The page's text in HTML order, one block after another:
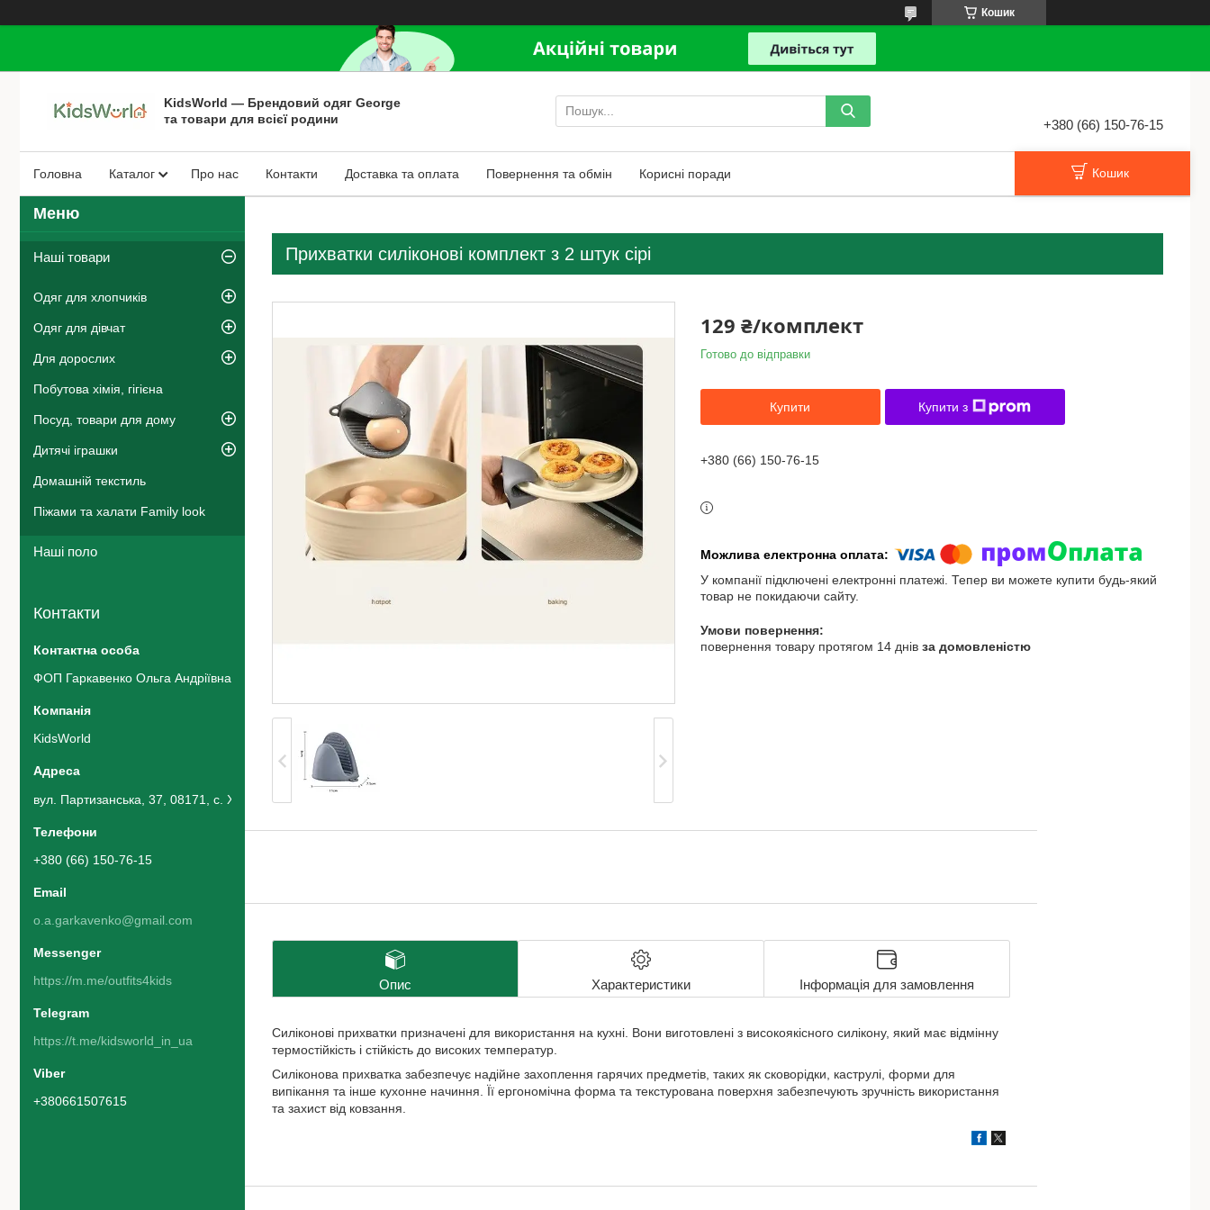
Кошик
KidsWorld — Брендовий одяг George
та товари для всієї родини
+380 (66) 150-76-15
Головна Каталог Про нас Контакти Доставка та оплата Повернення та обмін Корисні поради Кошик
Прихватки силіконові комплект з 2 штук сірі
129 ₴/комплект
Готово до відправки
Купити Купити з
+380 (66) 150-76-15
У компанії підключені електронні платежі. Тепер ви можете купити будь-який
товар не покидаючи сайту.
повернення товару протягом 14 днів за домовленістю
Опис Характеристики Інформація для замовлення
Силіконові прихватки призначені для використання на кухні. Вони виготовлені ​​з високоякісного силікону, який має відмінну
термостійкість і стійкість до високих температур.
Силіконова прихватка забезпечує надійне захоплення гарячих предметів, таких як сковорідки, каструлі, форми для
випікання та інше кухонне начиння. Її ергономічна форма та текстурована поверхня забезпечують зручність використання
та захист від ковзання.
Наші товари
Одяг для хлопчиків
Одяг для дівчат
Для дорослих
Побутова хімія, гігієна
Посуд, товари для дому
Дитячі іграшки
Домашній текстиль
Піжами та халати Family look
Наші поло
Контакти
ФОП Гаркавенко Ольга Андріївна
KidsWorld
вул. Партизанська, 37, 08171, с. Хотів, Україна
+380 (66) 150-76-15
o.a.garkavenko@gmail.com
https://m.me/outfits4kids
https://t.me/kidsworld_in_ua
+380661507615